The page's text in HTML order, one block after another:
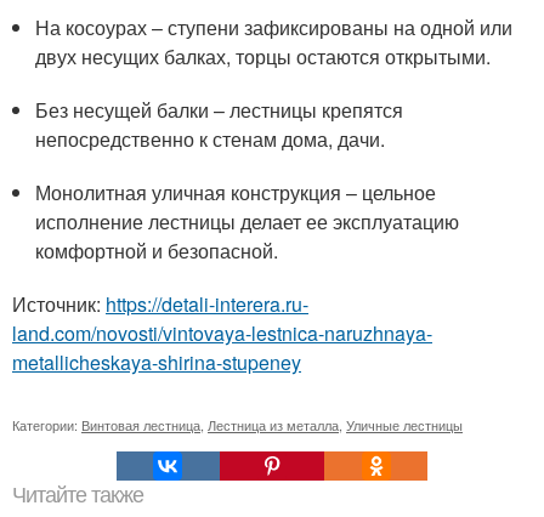
На косоурах – ступени зафиксированы на одной или
двух несущих балках, торцы остаются открытыми.
Без несущей балки – лестницы крепятся
непосредственно к стенам дома, дачи.
Монолитная уличная конструкция – цельное
исполнение лестницы делает ее эксплуатацию
комфортной и безопасной.
Источник: https://detali-interera.ru-
land.com/novosti/vintovaya-lestnica-naruzhnaya-
metallicheskaya-shirina-stupeney
Категории: Винтовая лестница Лестница из металла Уличные лестницы
Читайте также